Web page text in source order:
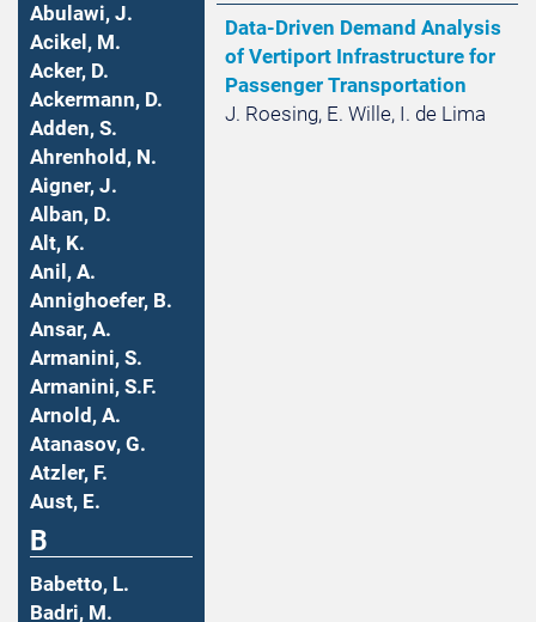
Abulawi, J.
Acikel, M.
Acker, D.
Ackermann, D.
Adden, S.
Ahrenhold, N.
Aigner, J.
Alban, D.
Alt, K.
Anil, A.
Annighoefer, B.
Ansar, A.
Armanini, S.
Armanini, S.F.
Arnold, A.
Atanasov, G.
Atzler, F.
Aust, E.
B
Babetto, L.
Badri, M.
Data-Driven Demand Analysis
of Vertiport Infrastructure for
Passenger Transportation
J. Roesing, E. Wille, I. de Lima